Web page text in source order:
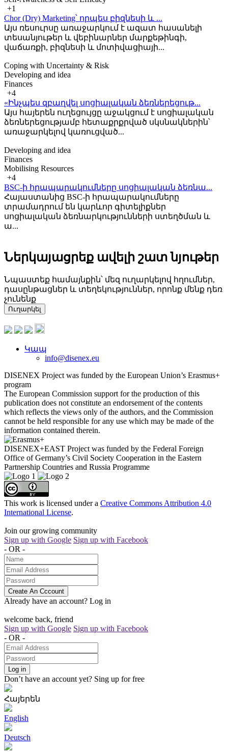
+1
Chor (Dry) Marketing՝ որպես բիզնեսի և ...
Այս ռեսուրսը առաջարկում է ազատ հասանելի
տեսանյութեր և վեբինարներ մարքեթինգի,
վաճառքի, բիզնեսի և մոտիվացիայի...
Coping with Uncertainty & Risk
Developing and idea
Finances
+4
«Ինչպես զբաղվել սոցիալական ձեռներեցութ...
Այս հայերեն ուղեցույցը աջակցում է սոցիալական
ձեռներեցությամբ հետաքրքրված սկսնակներին՝
առաջարկելով կառուցված...
Developing and idea
Finances
Mobilising Resources
+4
BSC-ի հրապարակումները սոցիալական ձեռնա...
Հայաստանից BSC-ի հրապարակումները
տրամադրում են կարևոր գիտելիքներ
սոցիալական ձեռնարկությունների ստեղծման և
ա...
Ներկայացրեք ավելի շատ նյութեր
Նպաստեք համայնքին՝ մեզ ուղարկելով հղումներ,
դասընթացներ և տեղեկություններ, որոնք մենք դեռ
չունենք
Ուղարկել
Կապ
info@disenex.eu
DISENEX Project was funded by the European Union’s Erasmus+
program
The European Commission support for the production of this
publication does not constitute an endorsement of the contents
which reflects the views only of the authors, and the Commission
cannot be held responsible for any use which may be made of the
information contained therein.
DISENEX+EAST Project was funded by the Federal Foreign
Office of Germany’s Civil Society Cooperation in the Eastern
Partnership Countries and Russia Programme
This work is licensed under a Creative Commons Attribution 4.0
International License.
Join our growing community
Sign up with Google Sign up with Facebook
- OR -
Create An Cccount
Already have an account? Log in
welcome back, friend
Sign up with Google Sign up with Facebook
- OR -
Log in
Don’t have an account yet? Sing up for free
Հայերեն
English
Deutsch